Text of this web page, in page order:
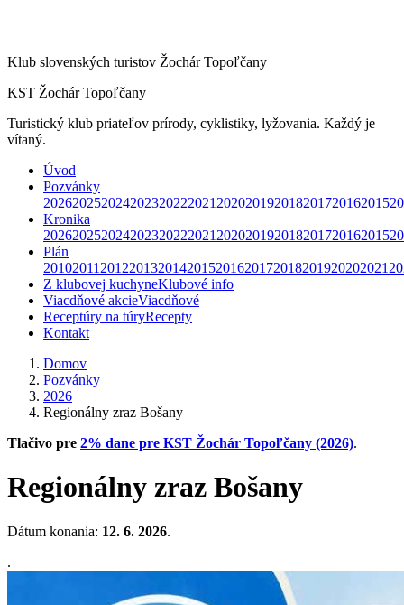
Klub slovenských turistov Žochár Topoľčany
KST Žochár Topoľčany
Turistický klub priateľov prírody, cyklistiky, lyžovania. Každý je
vítaný.
Úvod
Pozvánky
202620252024202320222021 202020192018201720162015
Kronika
202620252024202320222021 202020192018201720162015
Plán
20102011 2012201320142015201620172018201920202021
Z klubovej kuchyneKlubové info
Viacdňové akcieViacdňové
Receptúry na túryRecepty
Kontakt
Domov
Pozvánky
2026
Regionálny zraz Bošany
Tlačivo pre 2% dane pre KST Žochár Topoľčany (2026).
Regionálny zraz Bošany
Dátum konania: 12. 6. 2026.
.